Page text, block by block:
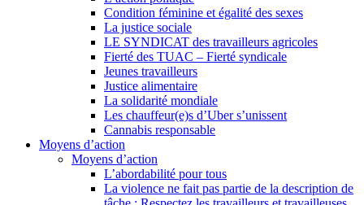
Condition féminine et égalité des sexes
La justice sociale
LE SYNDICAT des travailleurs agricoles
Fierté des TUAC – Fierté syndicale
Jeunes travailleurs
Justice alimentaire
La solidarité mondiale
Les chauffeur(e)s d’Uber s’unissent
Cannabis responsable
Moyens d’action
Moyens d’action
L’abordabilité pour tous
La violence ne fait pas partie de la description de